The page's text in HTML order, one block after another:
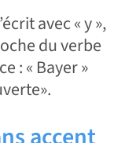
avec « y »,
du verbe
: « Bayer »